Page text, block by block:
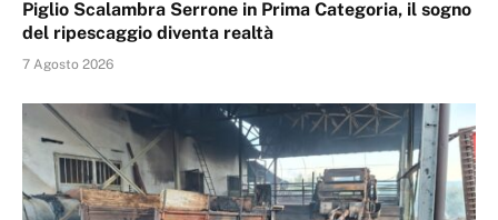
Piglio Scalambra Serrone in Prima Categoria, il sogno
del ripescaggio diventa realtà
7 Agosto 2026